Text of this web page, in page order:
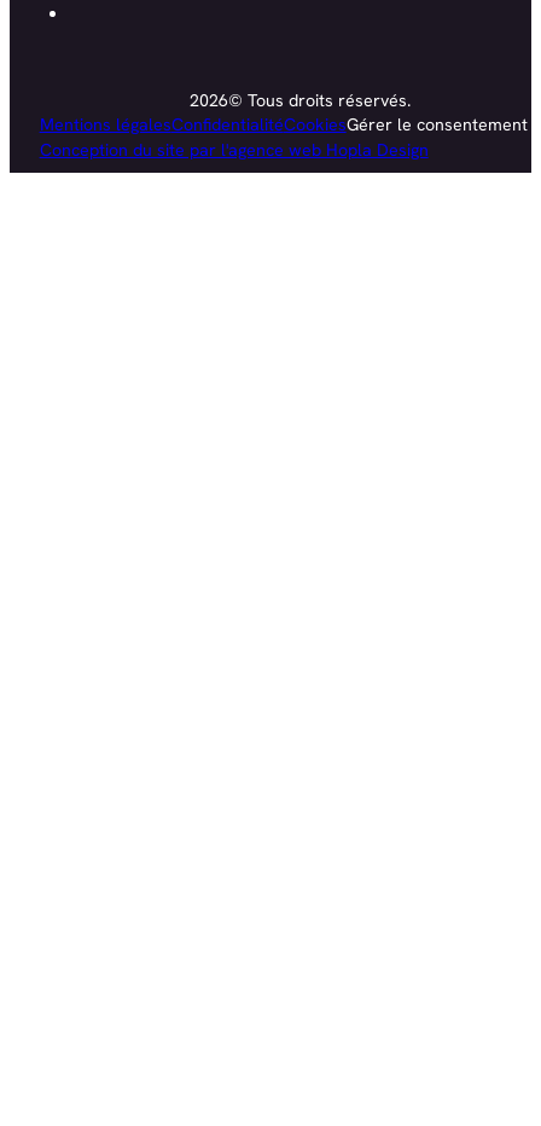
2026© Tous droits réservés.
Mentions légalesConfidentialitéCookiesGérer le consentement
Conception du site par l'agence web Hopla Design